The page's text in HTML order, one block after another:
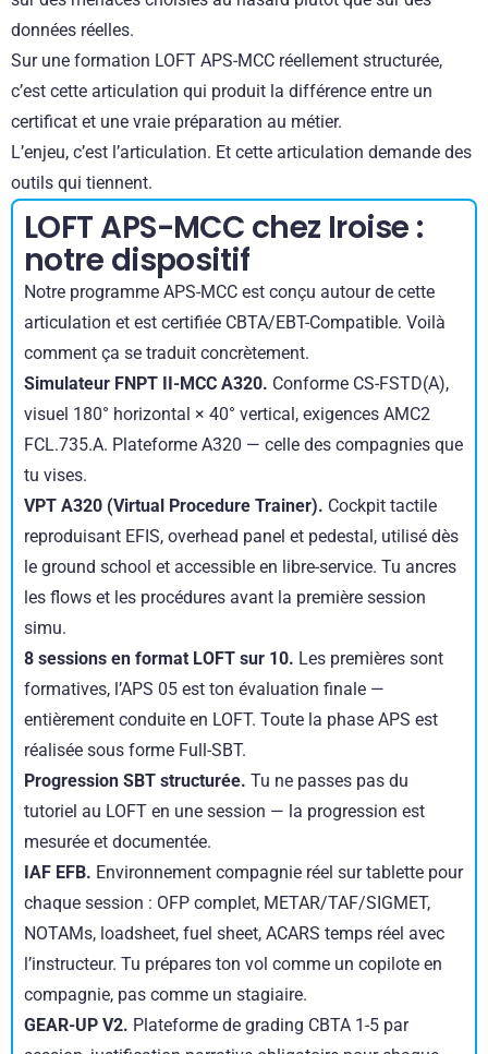
données réelles.
Sur une formation LOFT APS-MCC réellement structurée,
c’est cette articulation qui produit la différence entre un
certificat et une vraie préparation au métier.
L’enjeu, c’est l’articulation. Et cette articulation demande des
outils qui tiennent.
LOFT APS-MCC chez Iroise :
notre dispositif
Notre programme APS-MCC est conçu autour de cette
articulation et est certifiée CBTA/EBT-Compatible. Voilà
comment ça se traduit concrètement.
Simulateur FNPT II-MCC A320. Conforme CS-FSTD(A),
visuel 180° horizontal × 40° vertical, exigences AMC2
FCL.735.A. Plateforme A320 — celle des compagnies que
tu vises.
VPT A320 (Virtual Procedure Trainer). Cockpit tactile
reproduisant EFIS, overhead panel et pedestal, utilisé dès
le ground school et accessible en libre-service. Tu ancres
les flows et les procédures avant la première session
simu.
8 sessions en format LOFT sur 10. Les premières sont
formatives, l’APS 05 est ton évaluation finale —
entièrement conduite en LOFT. Toute la phase APS est
réalisée sous forme Full-SBT.
Progression SBT structurée. Tu ne passes pas du
tutoriel au LOFT en une session — la progression est
mesurée et documentée.
IAF EFB. Environnement compagnie réel sur tablette pour
chaque session : OFP complet, METAR/TAF/SIGMET,
NOTAMs, loadsheet, fuel sheet, ACARS temps réel avec
l’instructeur. Tu prépares ton vol comme un copilote en
compagnie, pas comme un stagiaire.
GEAR-UP V2. Plateforme de grading CBTA 1-5 par